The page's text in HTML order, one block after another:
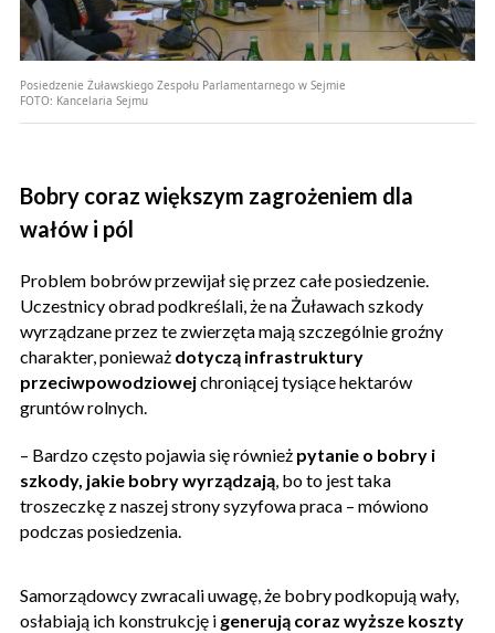
Posiedzenie Żuławskiego Zespołu Parlamentarnego w Sejmie
FOTO: Kancelaria Sejmu
Bobry coraz większym zagrożeniem dla
wałów i pól
Problem bobrów przewijał się przez całe posiedzenie.
Uczestnicy obrad podkreślali, że na Żuławach szkody
wyrządzane przez te zwierzęta mają szczególnie groźny
charakter, ponieważ dotyczą infrastruktury
przeciwpowodziowejchroniącej tysiące hektarów
gruntów rolnych.
– Bardzo często pojawia się również pytanie o bobry i
szkody, jakie bobry wyrządzają, bo to jest taka
troszeczkę z naszej strony syzyfowa praca – mówiono
podczas posiedzenia.
Samorządowcy zwracali uwagę, że bobry podkopują wały,
osłabiają ich konstrukcję i generują coraz wyższe koszty